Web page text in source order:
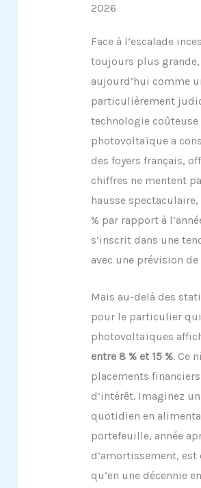
2026
Face à l’escalade
toujours plus grande,
aujourd’hui comme
particulièrement
technologie coûteuse
photovoltaïque a
des foyers français,
chiffres ne mentent
hausse
% par rapport à
s’inscrit dans une
avec une prévision
Mais au-delà des
pour le particulier qui
photovoltaïques
entre 8 % et 15 %. Ce
placements
d’intérêt. Imaginez
quotidien en
portefeuille, année
d’amortissement, est
qu’en une décennie